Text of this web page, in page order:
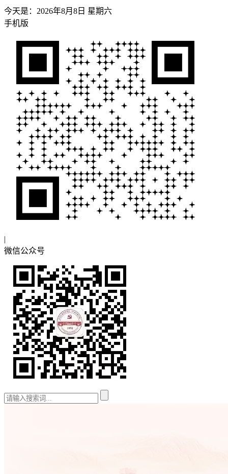
今天是： 2026年8月8日 星期六
手机版
|
微信公众号